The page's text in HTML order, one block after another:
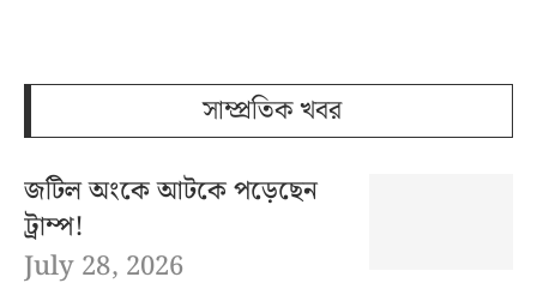
সাম্প্রতিক খবর
জটিল অংকে আটকে পড়েছেন
ট্রাম্প!
July 28, 2026